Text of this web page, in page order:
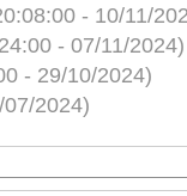
- 10/11/
- 07/11/2024)
- 29/10/2024)
2024)